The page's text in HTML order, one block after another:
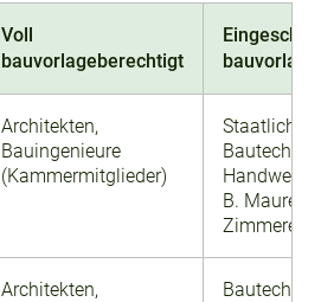
Voll
bauvorlageberechtigt
Architekten,
Bauingenieure
(Kammermitglieder)
Staatlich
B. Maurer-
Architekten,